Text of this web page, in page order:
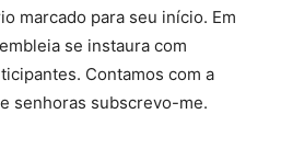
marcado para seu início. Em
se instaura com
Contamos com a
senhoras subscrevo-me.